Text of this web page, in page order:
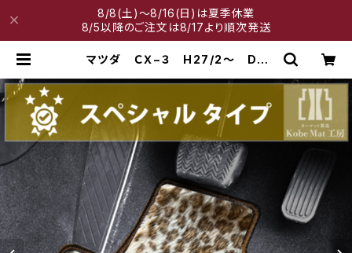
8/8(土)～8/16(日)は夏季休業
8/5以降のご注文は8/17より順次発送
マツダ ＣＸ−３ H27/2〜 DK
スペシャルタイプ | 神戸マット工房